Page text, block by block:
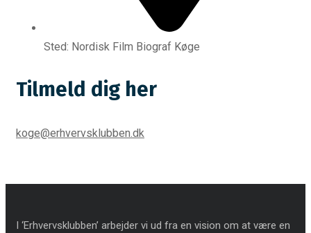
Sted: Nordisk Film Biograf Køge
Tilmeld dig her
koge@erhvervsklubben.dk
I ‘Erhvervsklubben’ arbejder vi ud fra en vision om at være en